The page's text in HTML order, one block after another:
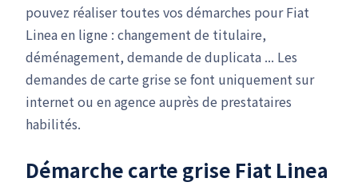
pouvez réaliser toutes vos démarches pour Fiat
Linea en ligne : changement de titulaire,
déménagement, demande de duplicata ... Les
demandes de carte grise se font uniquement sur
internet ou en agence auprès de prestataires
habilités.
Démarche carte grise Fiat Linea